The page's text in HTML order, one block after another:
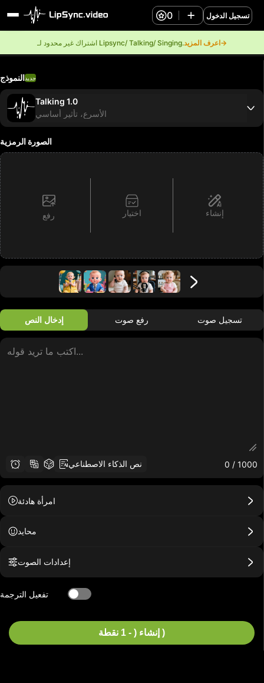
اشتراك غير محدود لـ Lipsync/ Talking/ Singing. اعرف المزيد→
0 تسجيل الدخول
النموذججديد
Talking 1.0
الأسرع، تأثير أساسي
الصورة الرمزية
رفع اختيار إنشاء
إدخال النص رفع صوت تسجيل صوت
نص الذكاء الاصطناعي 0 / 1000
امرأة هادئة
محايد
إعدادات الصوت
تفعيل الترجمة
إنشاء ( - 1 نقطة )